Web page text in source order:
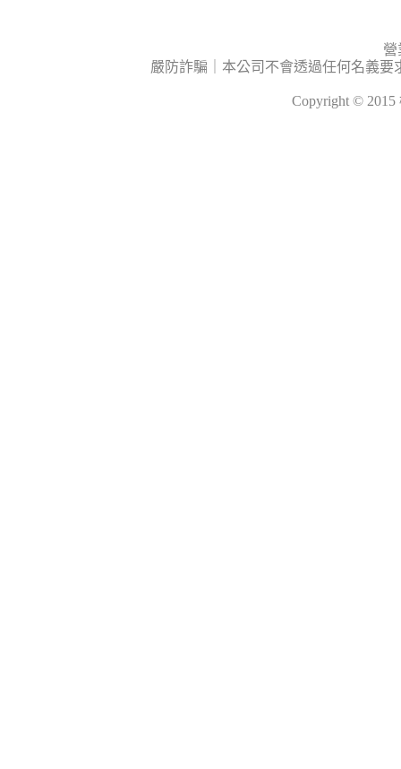
營
嚴防詐騙｜本公司不會透過任何名義
Copyright ©